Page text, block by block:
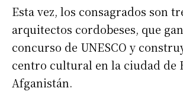
Esta vez, los consagrados son
arquitectos cordobeses, que
concurso de UNESCO y
centro cultural en la ciudad de
Afganistán.